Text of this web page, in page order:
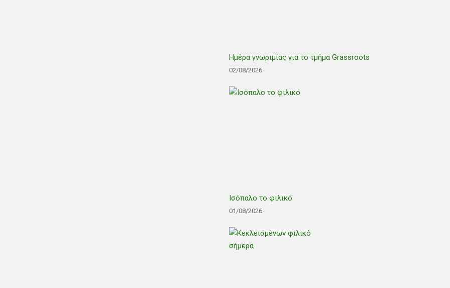
Ημέρα γνωριμίας για το τμήμα Grassroots
02/08/2026
Ισόπαλο το φιλικό
01/08/2026